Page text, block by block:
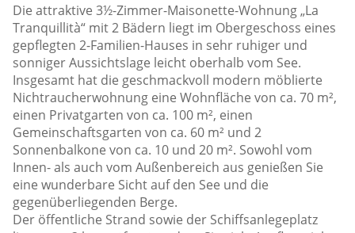
Die attraktive 3½-Zimmer-Maisonette-Wohnung „La
Tranquillità“ mit 2 Bädern liegt im Obergeschoss eines
gepflegten 2-Familien-Hauses in sehr ruhiger und
sonniger Aussichtslage leicht oberhalb vom See.
Insgesamt hat die geschmackvoll modern möblierte
Nichtraucherwohnung eine Wohnfläche von ca. 70 m²,
einen Privatgarten von ca. 100 m², einen
Gemeinschaftsgarten von ca. 60 m² und 2
Sonnenbalkone von ca. 10 und 20 m². Sowohl vom
Innen- als auch vom Außenbereich aus genießen Sie
eine wunderbare Sicht auf den See und die
gegenüberliegenden Berge.
Der öffentliche Strand sowie der Schiffsanlegeplatz